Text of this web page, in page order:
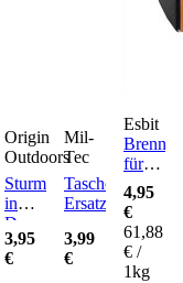
Origin
Outdoors
Sturmstreichhölzer
in
Dose
3,95
€
Mil-
Tec
Taschenofen
Ersatzbrennkopf
3,99
€
Esbit
für
4,95
€
61,88
€ /
1kg